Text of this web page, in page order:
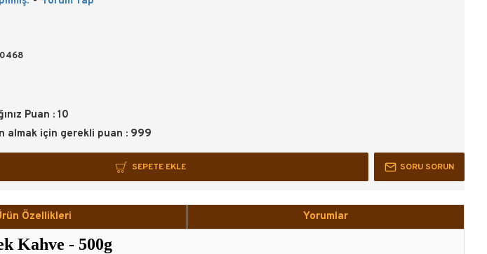
Puan : 10
almak için gerekli puan : 999
SEPETE EKLE SORU SORUN
Özellikleri Yorumlar
Kahve - 500g